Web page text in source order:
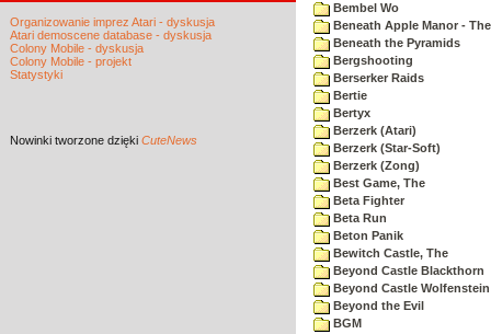
Organizowanie imprez Atari - dyskusja
Atari demoscene database - dyskusja
Colony Mobile - dyskusja
Colony Mobile - projekt
Statystyki
Nowinki tworzone dzięki CuteNews
Bembel Wo
Beneath Apple Manor -
Beneath the Pyramids
Bergshooting
Berserker Raids
Bertie
Bertyx
Berzerk (Atari)
Berzerk (Star-Soft)
Berzerk (Zong)
Best Game, The
Beta Fighter
Beta Run
Beton Panik
Bewitch Castle, The
Beyond Castle Blackthorn
Beyond Castle Wolfenstein
Beyond the Evil
BGM